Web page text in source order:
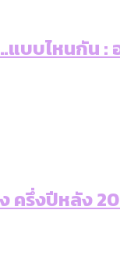
แบบไหนกัน
รึ่งปีหลัง